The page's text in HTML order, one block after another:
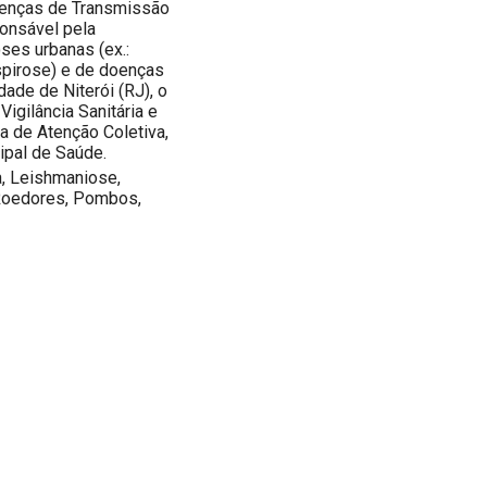
de Transmissão
pela
urbanas (ex.:
e de doenças
de Niterói (RJ), o
Sanitária e
de Atenção Coletiva,
de Saúde.
Leishmaniose,
Pombos,